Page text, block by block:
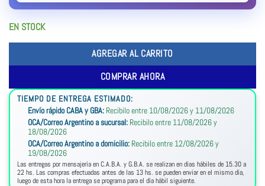
EN STOCK
AGREGAR AL CARRITO
COMPRAR AHORA
TIEMPO DE ENTREGA ESTIMADO:
Envío rápido CABA y GBA: Recibilo entre 10/08/2026 y 11/08/2026
OCA/Correo Argentino a sucursal: Recibilo entre 11/08/2026 y
18/08/2026
OCA/Correo Argentino a domicilio: Recibilo entre 12/08/2026 y
19/08/2026
Las entregas por mensajería en C.A.B.A. y G.B.A. se realizan en días hábiles de 15.30 a
22 hs. Las compras efectuadas antes de las 13 hs. se pueden enviar en el mismo día,
luego de esta hora la entrega se programa para el día hábil siguiente.